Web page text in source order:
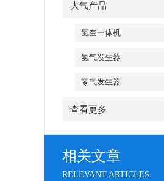
大气产品
氢空一体机
氢气发生器
零气发生器
查看更多
相关文章
RELEVANT ARTICLES